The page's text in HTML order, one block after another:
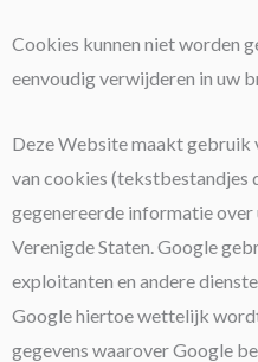
Cookies kunnen niet worden
eenvoudig verwijderen in uw
Deze Website maakt gebruik
van cookies (tekstbestandjes
gegenereerde informatie
Verenigde Staten. Google
exploitanten en andere
Google hiertoe wettelijk
gegevens waarover Google